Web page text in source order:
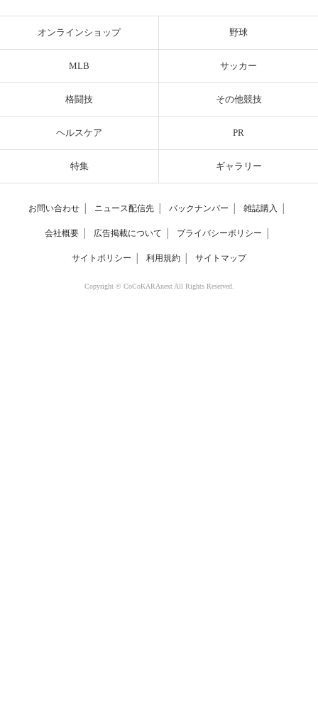
オンラインショップ 野球
MLB サッカー
格闘技 その他競技
ヘルスケア PR
特集 ギャラリー
お問い合わせ ニュース配信先 バックナンバー 雑誌購入
会社概要 広告掲載について プライバシーポリシー
サイトポリシー 利用規約 サイトマップ
Copyright © CoCoKARAnext All Rights Reserved.